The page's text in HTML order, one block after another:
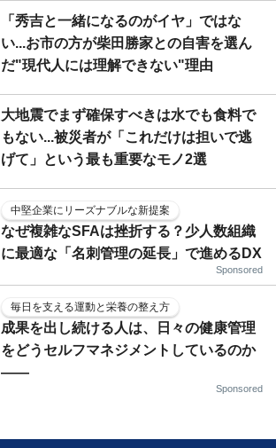
「秀吉と一緒になるのがイヤ」ではな
い...お市の方が柴田勝家との自害を選ん
だ"現代人には理解できない"理由
大地震でまず確保すべきは水でも食料で
もない...被災者が「これだけは担いで逃
げて」という最も重要なモノ2選
中堅企業にリーズナブルな新提案
なぜ複雑なSFAは挫折する？少人数組織
に最適な「名刺管理の延長」で進めるDX
Sponsored
毎日を支える運動と栄養の整え方
成果を出し続ける人は、日々の健康管理
をどうセルフマネジメントしているのか
——
Sponsored